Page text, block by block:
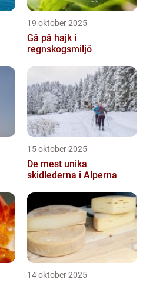
19 oktober 2025
Gå på hajk i
regnskogsmiljö
15 oktober 2025
De mest unika
skidlederna i Alperna
14 oktober 2025